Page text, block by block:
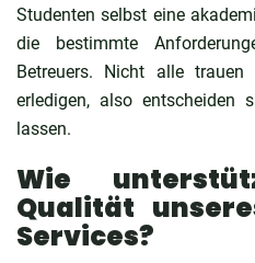
Studenten selbst eine
die bestimmte
Betreuers. Nicht alle
erledigen, also entscheiden
lassen.
Wie
Qualität
Services?